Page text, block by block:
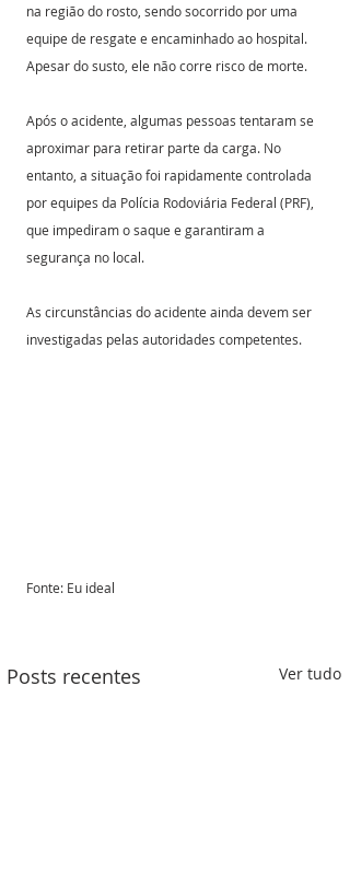
na região do rosto, sendo socorrido por uma
equipe de resgate e encaminhado ao hospital.
Apesar do susto, ele não corre risco de morte.
Após o acidente, algumas pessoas tentaram se
aproximar para retirar parte da carga. No
entanto, a situação foi rapidamente controlada
por equipes da Polícia Rodoviária Federal (PRF),
que impediram o saque e garantiram a
segurança no local.
As circunstâncias do acidente ainda devem ser
investigadas pelas autoridades competentes.
Fonte: Eu ideal
Posts recentes Ver tudo